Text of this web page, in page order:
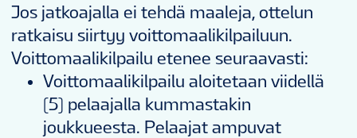
Jos jatkoajalla ei tehdä maaleja, ottelun
ratkaisu siirtyy voittomaalikilpailuun.
Voittomaalikilpailu etenee seuraavasti:
Voittomaalikilpailu aloitetaan viidellä
(5) pelaajalla kummastakin
joukkueesta. Pelaajat ampuvat